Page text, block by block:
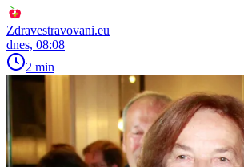
Zdravestravovani.eu
dnes, 08:08
2 min